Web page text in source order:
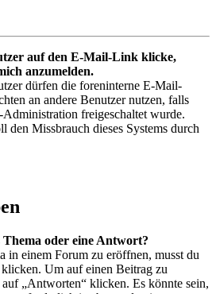
auf den E-Mail-Link klicke,
anzumelden.
dürfen die foreninterne E-Mail-
an andere Benutzer nutzen, falls
freigeschaltet wurde.
den Missbrauch dieses Systems durch
Thema oder eine Antwort?
in einem Forum zu eröffnen, musst du
Um auf einen Beitrag zu
„Antworten“ klicken. Es könnte sein,